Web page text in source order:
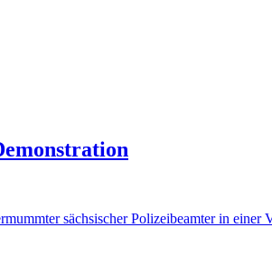
sächsischer Polizeibeamter in